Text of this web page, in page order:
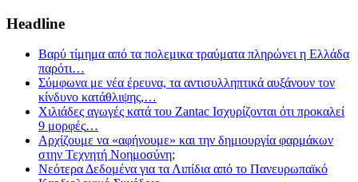
Headline
Βαρύ τίμημα από τα πολεμικα τραύματα πληρώνει η Ελλάδα
παρότι…
Σύμφωνα με νέα έρευνα, τα αντισυλληπτικά αυξάνουν τον
κίνδυνο κατάθλιψης,…
Χιλιάδες αγωγές κατά του Zantac Ισχυρίζονται ότι προκαλεί
9 μορφές…
Αρχίζουμε να «αφήνουμε» και την δημιουργία φαρμάκων
στην Τεχνητή Νοημοσύνη;
Νεότερα Δεδομένα για τα Λιπίδια από το Πανευρωπαϊκό